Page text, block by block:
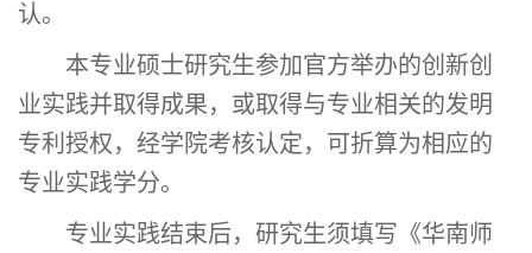
认。
本专业硕士研究生参加官方举办的创新创
业实践并取得成果，或取得与专业相关的发明
专利授权，经学院考核认定，可折算为相应的
专业实践学分。
专业实践结束后，研究生须填写《华南师